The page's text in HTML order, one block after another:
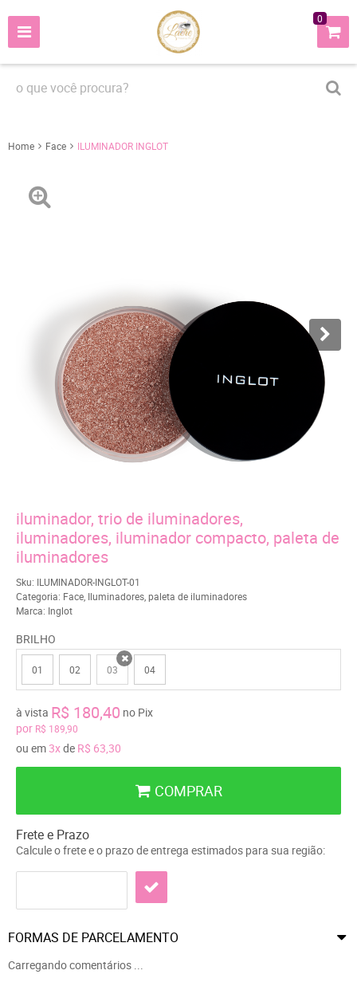
0
Home Face ILUMINADOR INGLOT
iluminador, trio de iluminadores,
iluminadores, iluminador compacto, paleta de
iluminadores
Sku: ILUMINADOR-INGLOT-01
Categoria: Face Iluminadores paleta de iluminadores
Marca: Inglot
BRILHO
01 02 03x 04
por R$ 189,90
à vista R$ 180,40 no Pix
ou em3xde R$ 63,30
COMPRAR
Frete e Prazo
Calcule o frete e o prazo de entrega estimados para sua região:
FORMAS DE PARCELAMENTO
Carregando comentários ...